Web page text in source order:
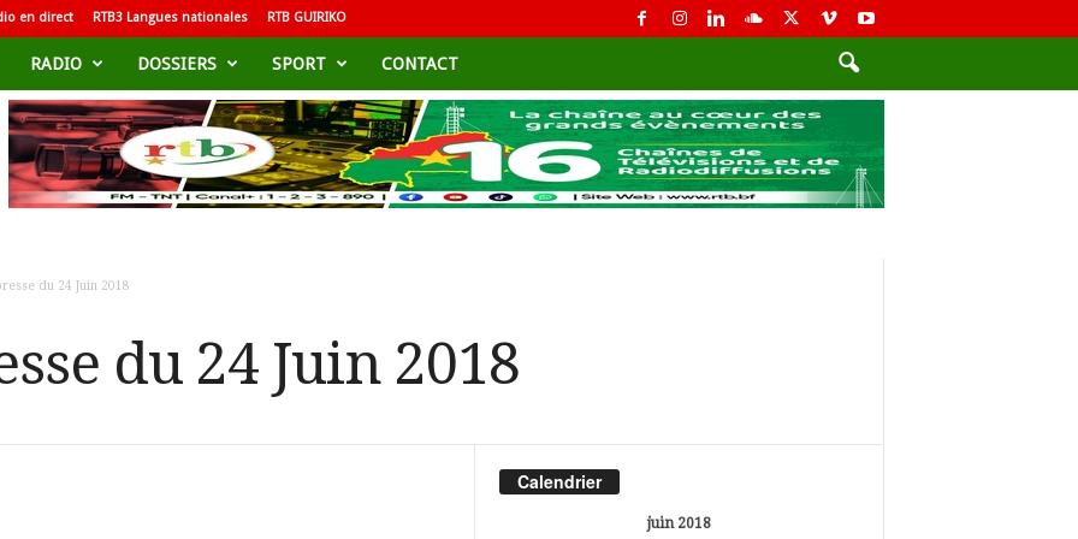
en direct RTB3 Langues nationales RTB GUIRIKO
RADIO DOSSIERS SPORT CONTACT
du 24 Juin 2018
du 24 Juin 2018
Calendrier
juin 2018